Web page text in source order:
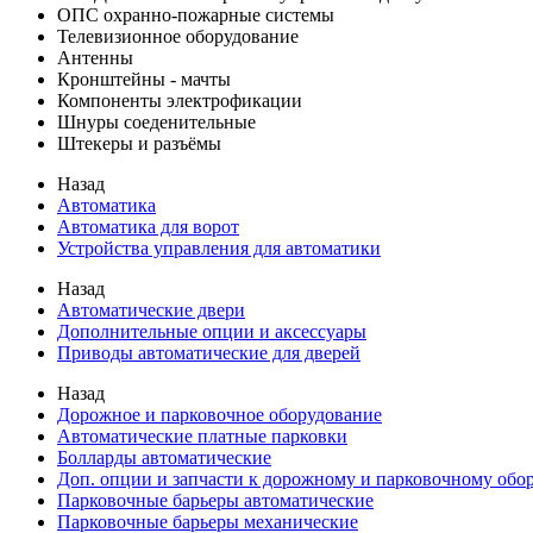
ОПС охранно-пожарные системы
Телевизионное оборудование
Антенны
Кронштейны - мачты
Компоненты электрофикации
Шнуры соеденительные
Штекеры и разъёмы
Назад
Автоматика
Автоматика для ворот
Устройства управления для автоматики
Назад
Автоматические двери
Дополнительные опции и аксессуары
Приводы автоматические для дверей
Назад
Дорожное и парковочное оборудование
Автоматические платные парковки
Болларды автоматические
Доп. опции и запчасти к дорожному и парковочному
Парковочные барьеры автоматические
Парковочные барьеры механические